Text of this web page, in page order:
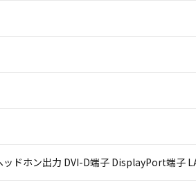
ドホン出力 DVI-D端子 DisplayPort端子